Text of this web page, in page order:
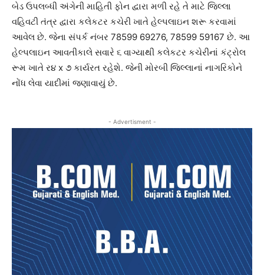
બેડ ઉપલબ્ધી અંગેની માહિતી ફોન દ્વારા મળી રહે તે માટે જિલ્લા
વહિવટી તંત્ર દ્વારા કલેકટર કચેરી ખાતે હેલ્પલાઇન શરૂ કરવામાં
આવેલ છે. જેના સંપર્ક નંબર 78599 69276, 78599 59167 છે. આ
હેલ્પલાઇન આવતીકાલે સવારે ૬ વાગ્યાથી કલેકટર કચેરીનાં કંટ્રોલ
રૂમ ખાતે ર૪ x ૭ કાર્યરત રહેશે. જેની મોરબી જિલ્લાનાં નાગરિકોને
નોંધ લેવા યાદીમાં જણાવાયું છે.
- Advertisment -